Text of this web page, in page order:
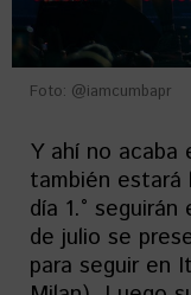
Foto: @iamcumbapr
Y ahí no acaba
también estará
día 1.°
de julio se
para seguir en